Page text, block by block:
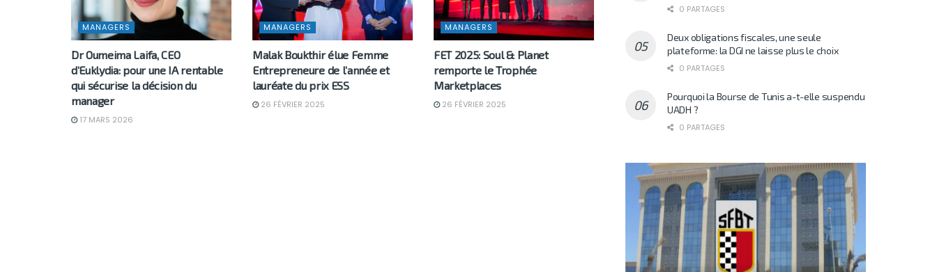
MANAGERS
Dr Oumeima Laifa, CEO
d’Euklydia: pour une IA rentable
qui sécurise la décision du
manager
17 MARS 2026
MANAGERS
Malak Boukthir élue Femme
Entrepreneure de l’année et
lauréate du prix ESS
26 FÉVRIER 2025
MANAGERS
FET 2025: Soul & Planet
remporte le Trophée
Marketplaces
26 FÉVRIER 2025
0 PARTAGES
Deux obligations fiscales, une seule
plateforme: la DGI ne laisse plus le choix
0 PARTAGES
Pourquoi la Bourse de Tunis a-t-elle suspendu
UADH ?
0 PARTAGES